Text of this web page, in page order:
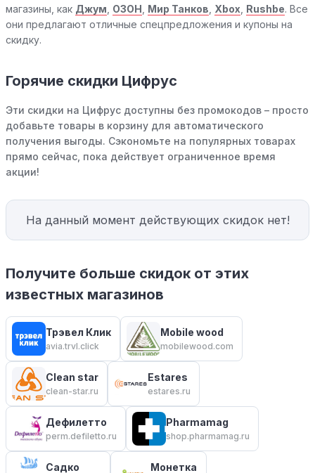
магазины, как Джум ОЗОН Мир Танков Xbox Rushbe. Все
они предлагают отличные спецпредложения и купоны на
скидку.
Горячие скидки Цифрус
Эти скидки на Цифрус доступны без промокодов – просто
добавьте товары в корзину для автоматического
получения выгоды. Сэкономьте на популярных товарах
прямо сейчас, пока действует ограниченное время
акции!
На данный момент действующих скидок нет!
Получите больше скидок от этих
известных магазинов
Трэвел Клик
avia.trvl.click
Mobile wood
mobilewood.com
Clean star
clean-star.ru
Estares
estares.ru
Дефилетто
perm.defiletto.ru
Pharmamag
shop.pharmamag.ru
Садко Монетка